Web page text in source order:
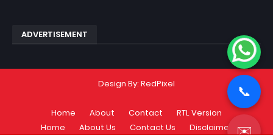
ADVERTISEMENT
📞
✉️
Design By: RedPixel
Home About Contact
RTL Version
Home
About Us Contact Us Disclaimer